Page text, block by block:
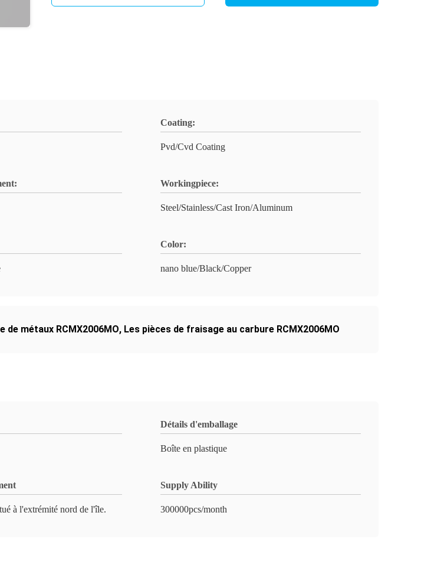
Coating:
Pvd/Cvd Coating
Workingpiece:
Steel/Stainless/Cast Iron/Aluminum
Color:
nano blue/Black/Copper
de métaux RCMX2006MO, Les pièces de fraisage au carbure RCMX2006MO
Détails d'emballage
Boîte en plastique
à l'extrémité nord de l'île.
Supply Ability
300000pcs/month